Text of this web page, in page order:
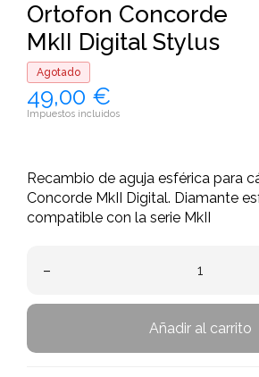
Ortofon Concorde
MkII Digital Stylus
Agotado
49,00 €
Impuestos incluidos
Recambio de aguja esférica para
Concorde MkII Digital. Diamante
compatible con la serie MkII
–
Añadir al carrito